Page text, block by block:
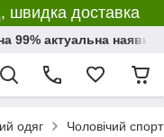
швидка доставка
99% актуальна
одяг Чоловічий